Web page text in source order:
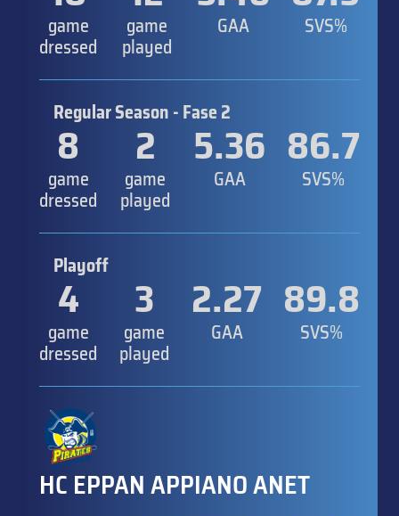
game
dressed
game
played
GAA SVS%
Regular Season - Fase 2
8
game
dressed
2
game
played
5.36
GAA
86.7
SVS%
Playoff
4
game
dressed
3
game
played
2.27
GAA
89.8
SVS%
HC EPPAN APPIANO ANET